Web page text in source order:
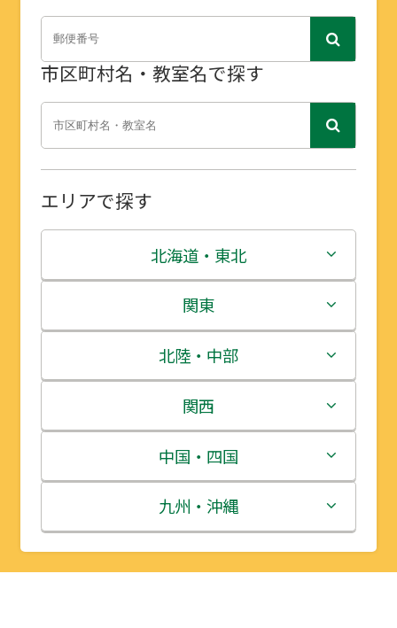
市区町村名・教室名で探す
エリアで探す
北海道・東北
北海道
青森県
岩手県
宮城県
秋田県
山形県
関東
茨城県
栃木県
群馬県
埼玉県
千葉県
北陸・中部
新潟県
富山県
石川県
福井県
関西
三重県
滋賀県
京都府
中国・四国
鳥取県
島根県
九州・沖縄
福岡県